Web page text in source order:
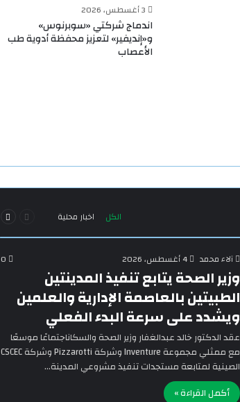
3 أغسطس، 2026
اندماج شركتي «سوبرنوس»
و«إنديفير» لتعزيز محفظة أدوية طب
الأعصاب
الكل اخبار محلية
الصفحة
آلاء محمد
4 أغسطس، 2026 0
وزير الصحة يتابع تنفيذ المدينتين
الطبيتين بالعاصمة الإدارية والعلمين
ويشدد على سرعة البدء الفعلي
‎عقد الدكتور خالد عبدالغفار وزير الصحة والسكاناجتماعًا موسعًا
مع ممثلي مجموعة Inventure وشركة Pizzarotti وشركة CSCEC
الصينية لمتابعة مستجدات تنفيذ مشروعي المدينة…
أكمل القراءة »